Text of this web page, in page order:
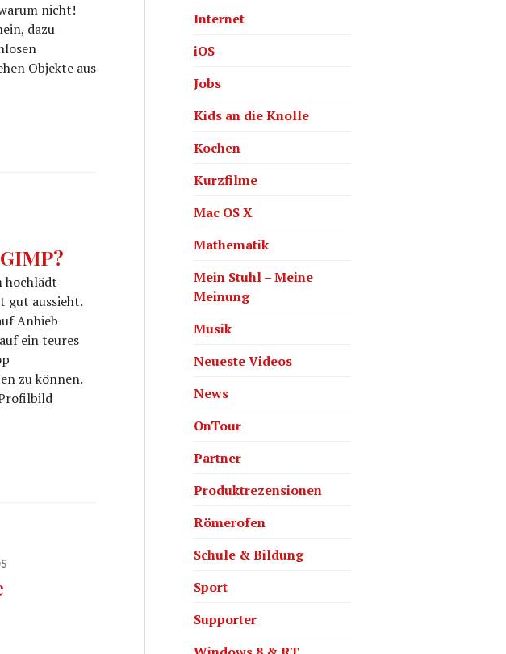
nicht!
dazu
Objekte aus
GIMP: Objekte freistellen
hochlädt
gut aussieht.
Anhieb
ein teures
zu können.
Internet
iOS
Jobs
Kids an die Knolle
Kochen
Kurzfilme
Mac OS X
Mathematik
Mein Stuhl – Meine
Meinung
Musik
Neueste Videos
News
OnTour
Partner
Produktrezensionen
Römerofen
Schule & Bildung
Sport
Supporter